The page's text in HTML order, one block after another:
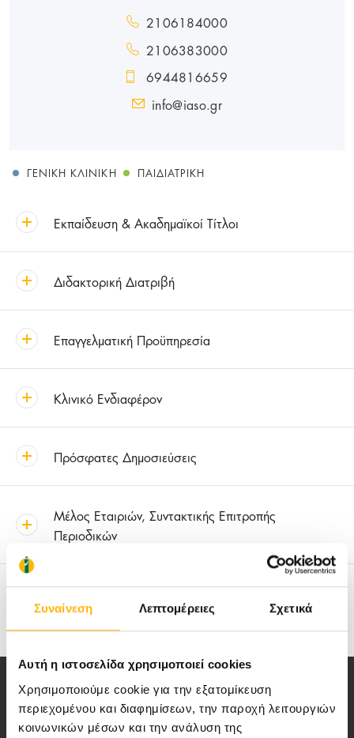
Συναίνεση Λεπτομέρειες Σχετικά
Αυτή η ιστοσελίδα χρησιμοποιεί cookies
Χρησιμοποιούμε cookie για την εξατομίκευση
περιεχομένου και διαφημίσεων, την παροχή λειτουργιών
κοινωνικών μέσων και την ανάλυση της
2106184000
2106383000
6944816659
info@iaso.gr
ΓΕΝΙΚΉ ΚΛΙΝΙΚΉ ΠΑΙΔΙΑΤΡΙΚΉ
Εκπαίδευση & Ακαδημαϊκοί Τίτλοι
Διδακτορική Διατριβή
Επαγγελματική Προϋπηρεσία
Κλινικό Ενδιαφέρον
Πρόσφατες Δημοσιεύσεις
Μέλος Εταιριών, Συντακτικής Επιτροπής
Περιοδικών
Έρευνα